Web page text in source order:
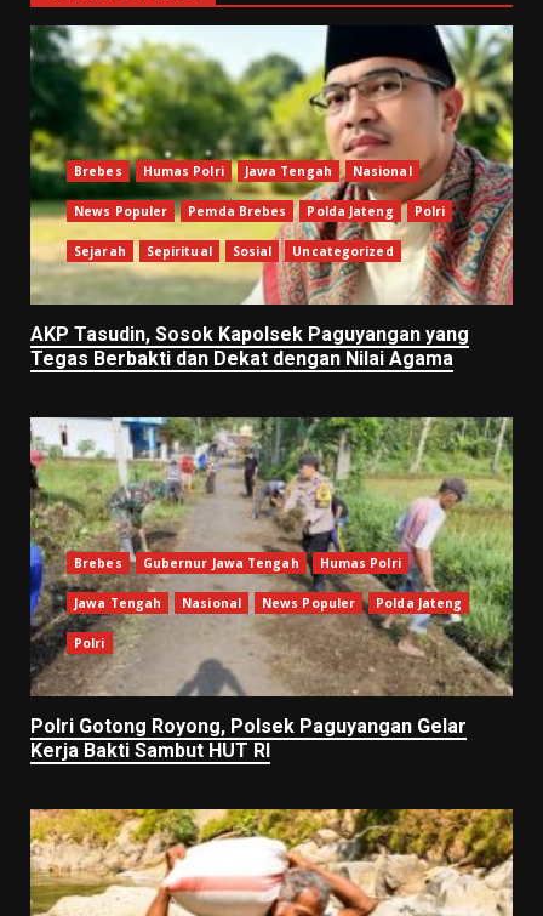
Brebes Humas Polri Jawa Tengah Nasional
News Populer Pemda Brebes Polda Jateng Polri
Sejarah Sepiritual Sosial Uncategorized
AKP Tasudin, Sosok Kapolsek Paguyangan yang
Tegas Berbakti dan Dekat dengan Nilai Agama
Brebes Gubernur Jawa Tengah Humas Polri
Jawa Tengah Nasional News Populer Polda Jateng
Polri
Polri Gotong Royong, Polsek Paguyangan Gelar
Kerja Bakti Sambut HUT RI